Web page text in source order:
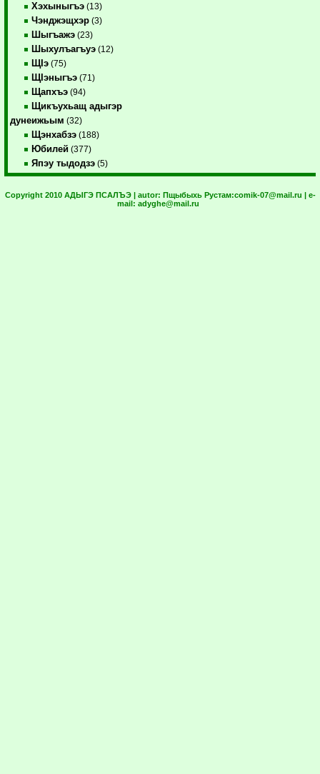
Хэхыныгъэ (13)
Чэнджэщхэр (3)
Шыгъажэ (23)
Шыхулъагъуэ (12)
ЩIэ (75)
ЩIэныгъэ (71)
Щапхъэ (94)
Щикъухьащ адыгэр
дунеижьым (32)
Щэнхабзэ (188)
Юбилей (377)
Япэу тыдодзэ (5)
Copyright 2010 АДЫГЭ ПСАЛЪЭ | autor: Пщыбыхь Рустам:comik-07@mail.ru | e-
mail: adyghe@mail.ru